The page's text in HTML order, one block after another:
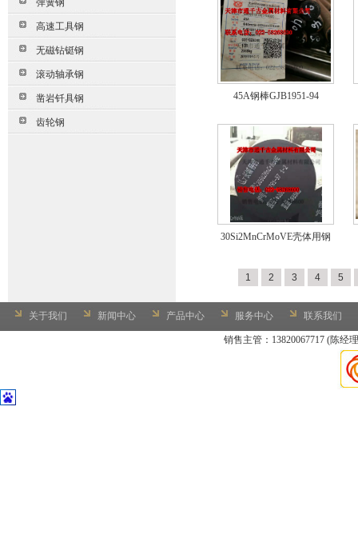
弹簧钢
高速工具钢
无磁钻铤钢
滚动轴承钢
凿岩钎具钢
齿轮钢
45A钢棒GJB1951-94
30Si2MnCrMoVE壳体用钢
1 2 3 4 5
关于我们 新闻中心 产品中心 服务中心 联系我们
销售主管：13820067717 (陈